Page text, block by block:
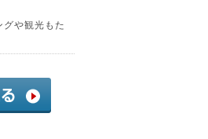
グや観光もた